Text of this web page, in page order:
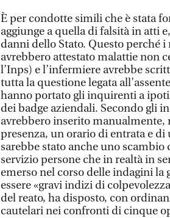
È per condotte simili che è stata
aggiunge a quella di falsità in atti
danni dello Stato. Questo perché i
avrebbero attestato malattie non
l’Inps) e l’infermiere avrebbe
tutta la questione legata
hanno portato gli inquirenti a
dei badge aziendali. Secondo gli
avrebbero inserito
presenza, un orario di entrata e
sarebbe stato anche uno
servizio persone che in realtà in
emerso nel corso delle indagini
essere «gravi indizi di
del reato, ha disposto, con
cautelari nei confronti di cinque